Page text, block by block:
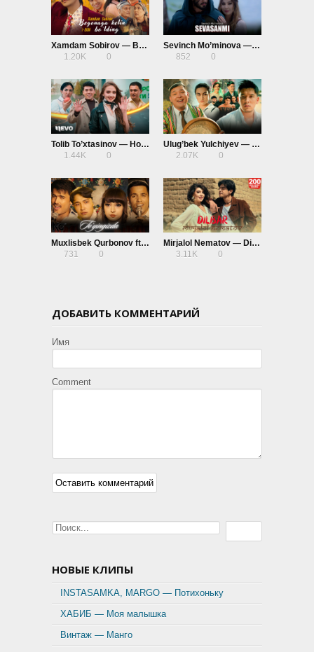
Xamdam Sobirov — Begonaga kelin bo’lding
1.20K
0
Sevinch Mo’minova — Sevasanmi
852
0
Tolib To’xtasinov — Hop-Hop
1.44K
0
Ulug’bek Yulchiyev — Ana
2.07K
0
Muxlisbek Qurbonov ft. G’iyosbek Narzullayev — To’yingizda
731
0
Mirjalol Nematov — Dilbar
3.11K
0
ДОБАВИТЬ КОММЕНТАРИЙ
Имя
Comment
НОВЫЕ КЛИПЫ
INSTASAMKA, MARGO — Потихоньку
ХАБИБ — Моя малышка
Винтаж — Манго